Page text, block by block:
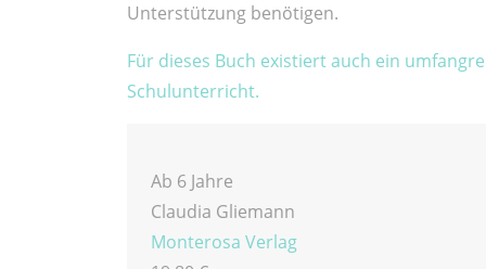
Unterstützung benötigen.
Für dieses Buch existiert auch ein
Schulunterricht.
Ab 6 Jahre
Claudia Gliemann
Monterosa Verlag